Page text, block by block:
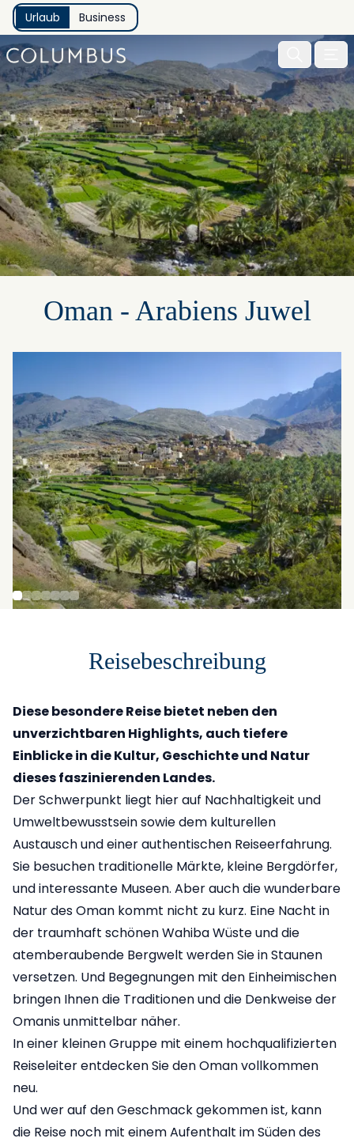
Urlaub Business
Oman - Arabiens Juwel
Reisebeschreibung
Diese besondere Reise bietet neben den
unverzichtbaren Highlights, auch tiefere
Einblicke in die Kultur, Geschichte und Natur
dieses faszinierenden Landes.
Der Schwerpunkt liegt hier auf Nachhaltigkeit und
Umweltbewusstsein sowie dem kulturellen
Austausch und einer authentischen Reiseerfahrung.
Sie besuchen traditionelle Märkte, kleine Bergdörfer,
und interessante Museen. Aber auch die wunderbare
Natur des Oman kommt nicht zu kurz. Eine Nacht in
der traumhaft schönen Wahiba Wüste und die
atemberaubende Bergwelt werden Sie in Staunen
versetzen. Und Begegnungen mit den Einheimischen
bringen Ihnen die Traditionen und die Denkweise der
Omanis unmittelbar näher.
In einer kleinen Gruppe mit einem hochqualifizierten
Reiseleiter entdecken Sie den Oman vollkommen
neu.
Und wer auf den Geschmack gekommen ist, kann
die Reise noch mit einem Aufenthalt im Süden des